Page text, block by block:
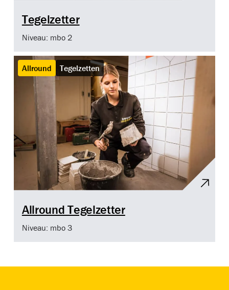
Tegelzetter
Niveau: mbo 2
Allround Tegelzetten
Allround Tegelzetter
Niveau: mbo 3